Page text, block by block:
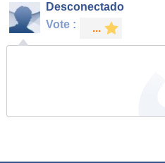
Desconectado
Vote :